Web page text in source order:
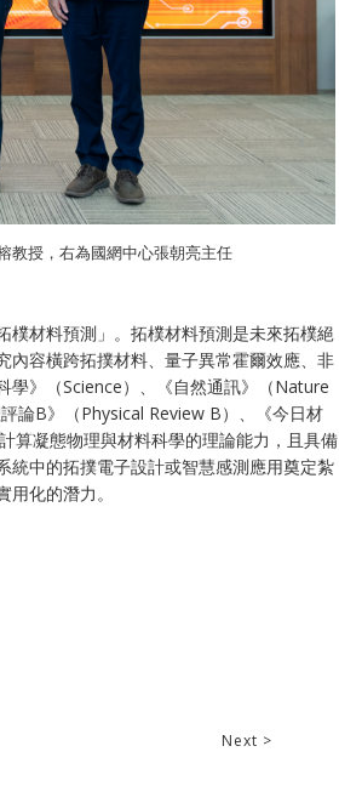
教授，右為國網中心張朝亮主任
樸材料預測」。拓樸材料預測是未來拓樸絕
內容橫跨拓撲材料、量子異常霍爾效應、非
學》（Science）、《自然通訊》（Nature
論B》（Physical Review B）、《今日材
算凝態物理與材料科學的理論能力，且具備
統中的拓撲電子設計或智慧感測應用奠定紮
化的潛力。
Next >